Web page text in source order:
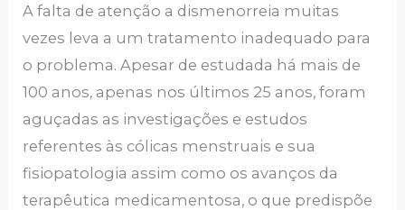
A falta de atenção a dismenorreia muitas
vezes leva a um tratamento inadequado para
o problema. Apesar de estudada há mais de
100 anos, apenas nos últimos 25 anos, foram
aguçadas as investigações e estudos
referentes às cólicas menstruais e sua
fisiopatologia assim como os avanços da
terapêutica medicamentosa, o que predispõe